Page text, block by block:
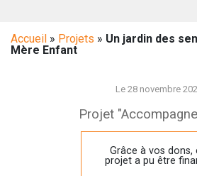
Accueil » Projets » Un jardin des
Mère Enfant
Le 28 novembre
Projet
Grâce à vos dons,
projet a pu être